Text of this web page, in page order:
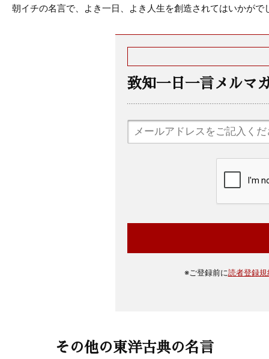
朝イチの名言で、よき一日、よき人生を創造されてはいかがで
致知一日一言メルマ
※ご登録前に読者登録規
その他の東洋古典の名言